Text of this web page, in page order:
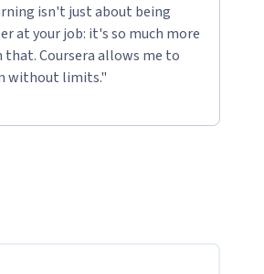
isn't just about being
at your job: it's so much more
that. Coursera allows me to
without limits."